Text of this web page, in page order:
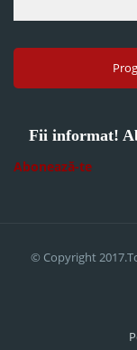
Fii informat!
Abonează-te
© Copyright